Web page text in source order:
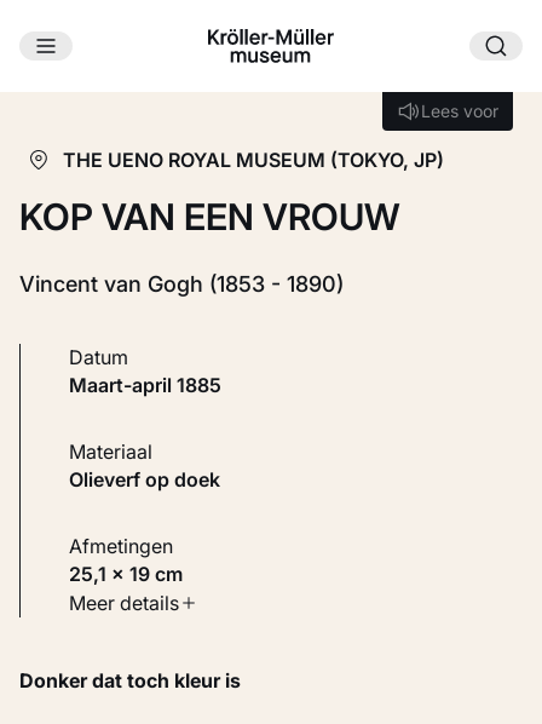
Ga naar hoofdinhoud
Lees voor
Lees voor
THE UENO ROYAL MUSEUM (TOKYO, JP)
KOP VAN EEN VROUW
Vincent van Gogh (1853 - 1890)
Datum
maart-april 1885
Materiaal
Olieverf op doek
Afmetingen
25,1 × 19 cm
Soort werk
Inventarisnummer
Meer details
Donker dat toch kleur is